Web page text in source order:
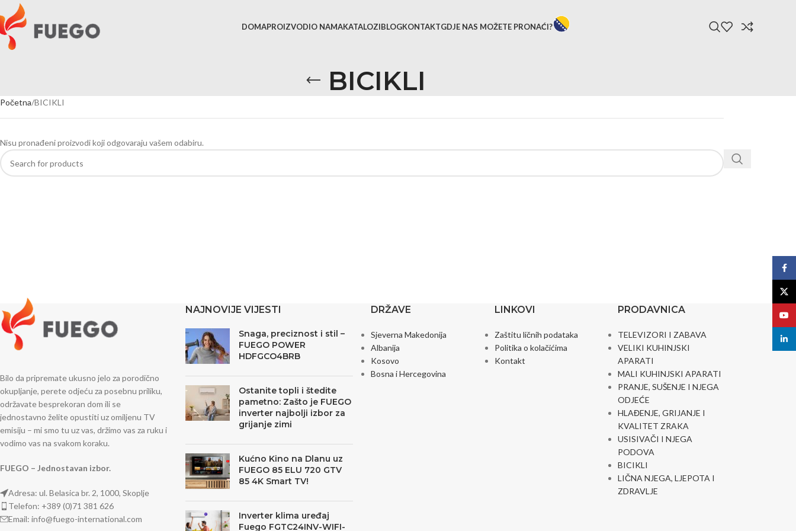
DOMAPROIZVODIO NAMAKATALOZIBLOGKONTAKTGDJE NAS MOŽETE PRONAĆI?
BICIKLI
Početna BICIKLI
Nisu pronađeni proizvodi koji odgovaraju vašem odabiru.
Bilo da pripremate ukusno jelo za porodično
okupljanje, perete odjeću za posebnu priliku,
održavate besprekoran dom ili se
jednostavno želite opustiti uz omiljenu TV
emisiju – mi smo tu uz vas, držimo vas za ruku i
vodimo vas na svakom koraku.
FUEGO – Jednostavan izbor.
Adresa: ul. Belasica br. 2, 1000, Skoplje
Telefon: +389 (0)71 381 626
Email: info@fuego-international.com
NAJNOVIJE VIJESTI
Snaga, preciznost i stil –
FUEGO POWER
HDFGCO4BRB
Ostanite topli i štedite
pametno: Zašto je FUEGO
inverter najbolji izbor za
grijanje zimi
Kućno Kino na Dlanu uz
FUEGO 85 ELU 720 GTV
85 4K Smart TV!
Inverter klima uređaj
Fuego FGTC24INV-WIFI-
DRŽAVE
Sjeverna Makedonija
Albanija
Kosovo
Bosna i Hercegovina
LINKOVI
Zaštitu ličnih podataka
Politika o kolačićima
Kontakt
PRODAVNICA
TELEVIZORI I ZABAVA
VELIKI KUHINJSKI
APARATI
MALI KUHINJSKI APARATI
PRANJE, SUŠENJE I NJEGA
ODJEĆE
HLAĐENJE, GRIJANJE I
KVALITET ZRAKA
USISIVAČI I NJEGA
PODOVA
BICIKLI
LIČNA NJEGA, LJEPOTA I
ZDRAVLJE